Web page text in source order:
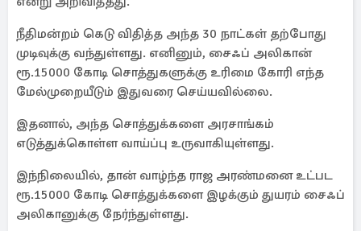
நீதிமன்றம் கெடு விதித்த அந்த 30 நாட்கள் தற்போது
முடிவுக்கு வந்துள்ளது. எனினும், சைஃப் அலிகான்
ரூ.15000 கோடி சொத்துகளுக்கு உரிமை கோரி எந்த
மேல்முறையீடும் இதுவரை செய்யவில்லை.
இதனால், அந்த சொத்துக்களை அரசாங்கம்
எடுத்துக்கொள்ள வாய்ப்பு உருவாகியுள்ளது.
இந்நிலையில், தான் வாழ்ந்த ராஜ அரண்மனை உட்பட
ரூ.15000 கோடி சொத்துக்களை இழக்கும் துயரம் சைஃப்
அலிகானுக்கு நேர்ந்துள்ளது.